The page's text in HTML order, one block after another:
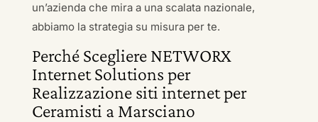
un’azienda che mira a una scalata nazionale,
abbiamo la strategia su misura per te.
Perché Scegliere NETWORX
Internet Solutions per
Realizzazione siti internet per
Ceramisti a Marsciano